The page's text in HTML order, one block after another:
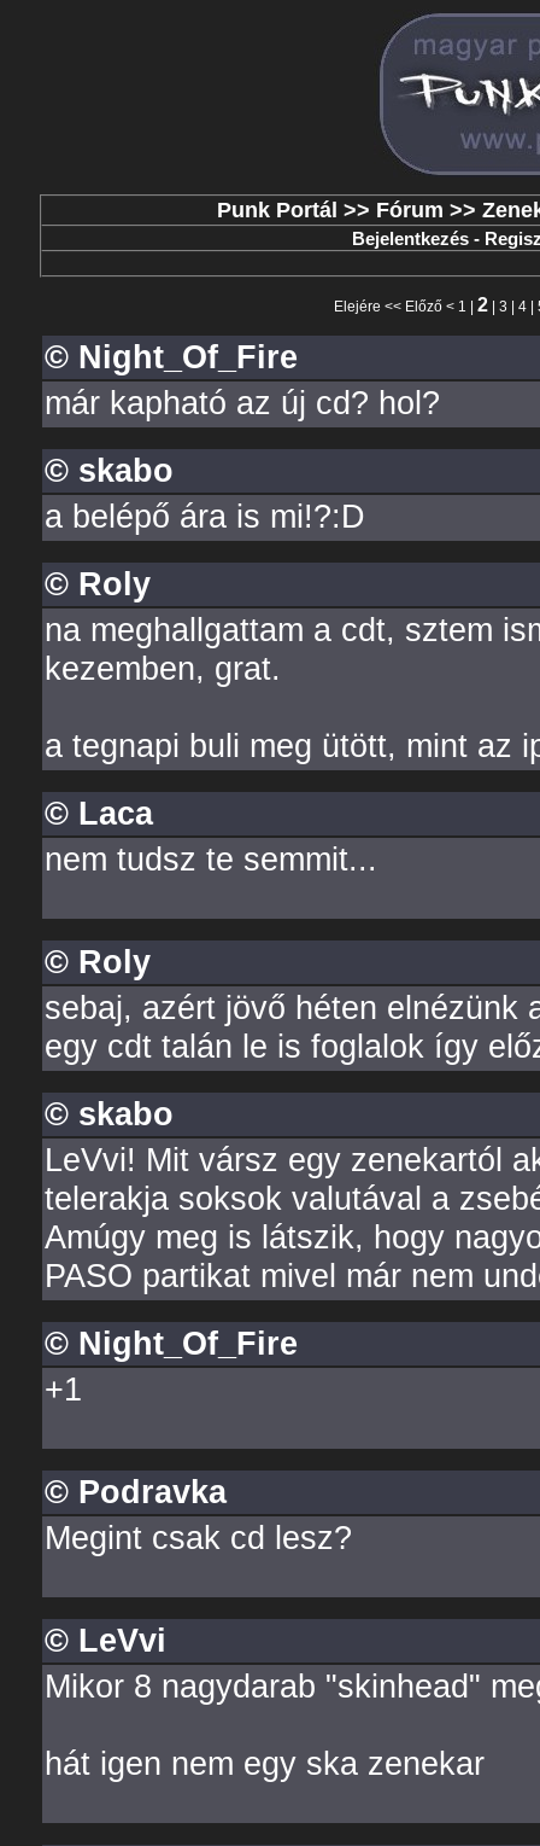
Punk Portál >> Fórum >>
Bejelentkezés -
Elejére << Előző< 1 2| 3 4|
© Night_Of_Fire
már kapható az új cd? hol?
© skabo
a belépő ára is mi!?:D
© Roly
na meghallgattam a cdt, sztem
kezemben, grat.
a tegnapi buli meg ütött, mint az
© Laca
nem tudsz te semmit...
© Roly
sebaj, azért jövő héten elnézünk
egy cdt talán le is foglalok így
© skabo
LeVvi! Mit vársz egy zenekartól
telerakja soksok valutával a
Amúgy meg is látszik, hogy
PASO partikat mivel már nem
© Night_Of_Fire
+1
© Podravka
Megint csak cd lesz?
© LeVvi
Mikor 8 nagydarab "skinhead"
hát igen nem egy ska zenekar